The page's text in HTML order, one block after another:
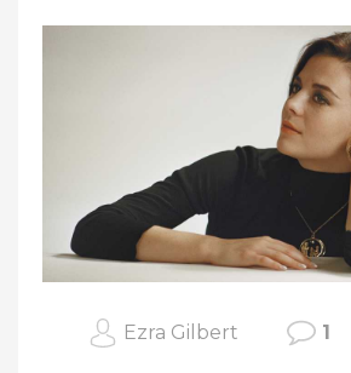
Ezra Gilbert 1